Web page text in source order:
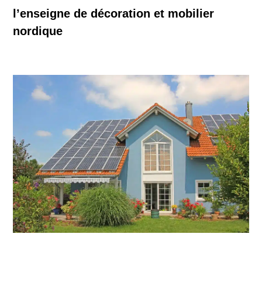
l’enseigne de décoration et mobilier
nordique